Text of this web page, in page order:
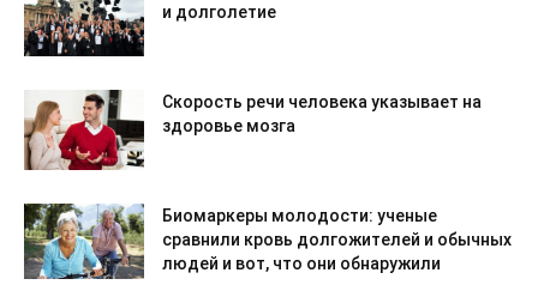
и долголетие
Скорость речи человека указывает на
здоровье мозга
Биомаркеры молодости: ученые
сравнили кровь долгожителей и обычных
людей и вот, что они обнаружили